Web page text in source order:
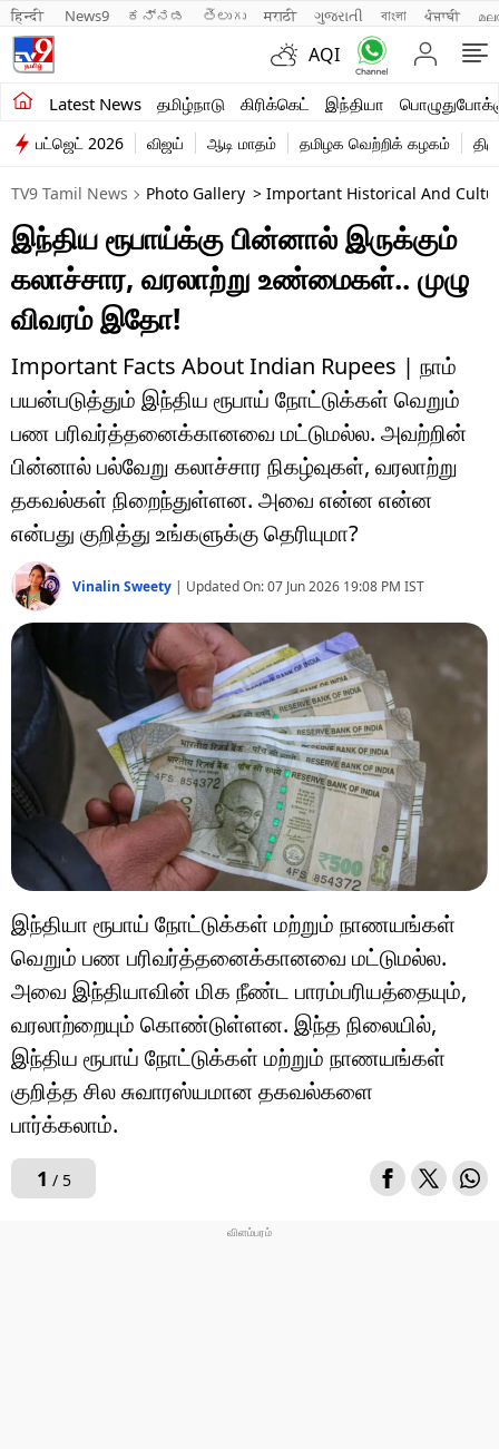
हिन्दी News9 ಕನ್ನಡ తెలుగు मराठी ગુજરાતી বাংলা ਪੰਜਾਬੀ
AQI
Latest News தமிழ்நாடு கிரிக்கெட் இந்தியா
சமீபத்திய செய்திகள்
தமிழ்நாடு
இந்தியா
உலகம்
விளையாட்டு
பொழுதுபோக்கு
லைஃப்ஸ்டைல்
வணிகம்
டெக்னாலஜி
ஆன்மீகம்
வைரல்
ஹெஃல்த்
ஷார்ட் வீடியோஸ்
வலை கதைகள்
போட்டோ கேலரி
பட்ஜெட் 2026 விஜய் ஆடி மாதம் தமிழக வெற்றிக் கழகம்
TV9 Tamil News Photo Gallery > Important Historical And
இந்திய ரூபாய்க்கு பின்னால் இருக்கும்
கலாச்சார, வரலாற்று உண்மைகள்.. முழு
விவரம் இதோ!
Important Facts About Indian Rupees | நாம்
பயன்படுத்தும் இந்திய ரூபாய் நோட்டுக்கள் வெறும்
பண பரிவர்த்தனைக்கானவை மட்டுமல்ல. அவற்றின்
பின்னால் பல்வேறு கலாச்சார நிகழ்வுகள், வரலாற்று
தகவல்கள் நிறைந்துள்ளன. அவை என்ன என்ன
என்பது குறித்து உங்களுக்கு தெரியுமா?
Vinalin Sweety | Updated On:07 Jun 2026 19:08 PM IST
இந்தியா ரூபாய் நோட்டுக்கள் மற்றும் நாணயங்கள்
வெறும் பண பரிவர்த்தனைக்கானவை மட்டுமல்ல.
அவை இந்தியாவின் மிக நீண்ட பாரம்பரியத்தையும்,
வரலாற்றையும் கொண்டுள்ளன. இந்த நிலையில்,
இந்திய ரூபாய் நோட்டுக்கள் மற்றும் நாணயங்கள்
குறித்த சில சுவாரஸ்யமான தகவல்களை
பார்க்கலாம்.
1 / 5